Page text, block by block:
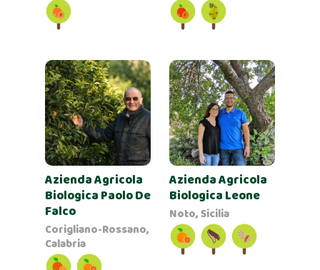
Azienda Agricola
Biologica Paolo De
Falco
Corigliano-Rossano,
Calabria
Azienda Agricola
Biologica Leone
Noto, Sicilia